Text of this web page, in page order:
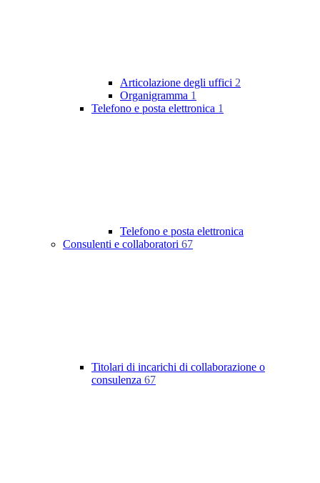
Articolazione degli uffici 2
Organigramma 1
Telefono e posta elettronica 1
Telefono e posta elettronica
Consulenti e collaboratori 67
Titolari di incarichi di collaborazione o
consulenza 67